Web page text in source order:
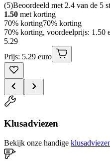
(5)Beoordeeld met 2.4 van de 5
1.50 met korting
70% korting70% korting
70% korting, voordeelprijs: 1.50
5.29
Prijs: 5.29 euro
Klusadviezen
Bekijk onze handige